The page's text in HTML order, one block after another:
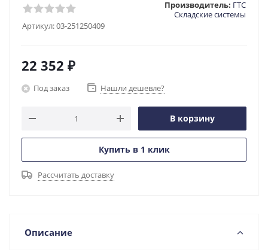
Артикул:03-251250409
Производитель: ГТС
Складские системы
22 352 ₽
Под заказ Нашли дешевле?
В корзину
Купить в 1 клик
Рассчитать доставку
Описание